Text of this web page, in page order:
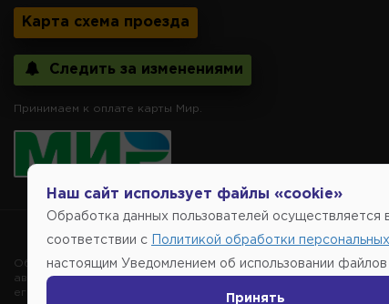
Карта схема проезда
Следить за изменениями
Принимаем к оплате карты Мир.
Copyright
Обращаем внимание, указание ТОВАРНЫХ ЗНАКОВ
автомобиля, то есть на потребительские свойства товара.
его производителе, не нарушает права правообладателей
Наш сайт использует файлы «cookie»
Обработка данных пользователей осуществляется
соответствии с Политикой обработки
настоящим Уведомлением об использовании файлов
Принять